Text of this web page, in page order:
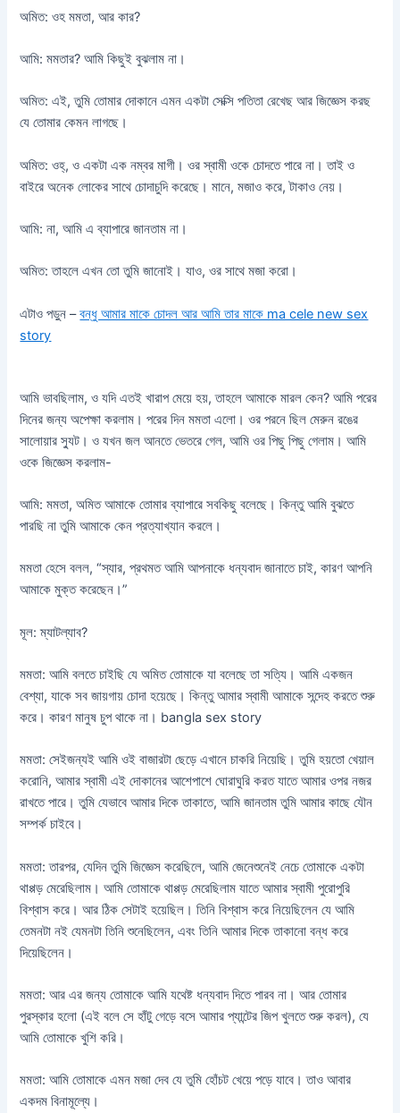
অমিত: ওহ মমতা, আর কার?
আমি: মমতার? আমি কিছুই বুঝলাম না।
অমিত: এই, তুমি তোমার দোকানে এমন একটা সেক্সি পতিতা রেখেছ আর জিজ্ঞেস করছ
যে তোমার কেমন লাগছে।
অমিত: ওহ্, ও একটা এক নম্বর মাগী। ওর স্বামী ওকে চোদতে পারে না। তাই ও
বাইরে অনেক লোকের সাথে চোদাচুদি করেছে। মানে, মজাও করে, টাকাও নেয়।
আমি: না, আমি এ ব্যাপারে জানতাম না।
অমিত: তাহলে এখন তো তুমি জানোই। যাও, ওর সাথে মজা করো।
এটাও পড়ুন –বন্ধু আমার মাকে চোদল আর আমি তার মাকে ma cele new sex
story
আমি ভাবছিলাম, ও যদি এতই খারাপ মেয়ে হয়, তাহলে আমাকে মারল কেন? আমি পরের
দিনের জন্য অপেক্ষা করলাম। পরের দিন মমতা এলো। ওর পরনে ছিল মেরুন রঙের
সালোয়ার স্যুট। ও যখন জল আনতে ভেতরে গেল, আমি ওর পিছু পিছু গেলাম। আমি
ওকে জিজ্ঞেস করলাম-
আমি: মমতা, অমিত আমাকে তোমার ব্যাপারে সবকিছু বলেছে। কিন্তু আমি বুঝতে
পারছি না তুমি আমাকে কেন প্রত্যাখ্যান করলে।
মমতা হেসে বলল, “স্যার, প্রথমত আমি আপনাকে ধন্যবাদ জানাতে চাই, কারণ আপনি
আমাকে মুক্ত করেছেন।”
মূল: ম্যাটল্যাব?
মমতা: আমি বলতে চাইছি যে অমিত তোমাকে যা বলেছে তা সত্যি। আমি একজন
বেশ্যা, যাকে সব জায়গায় চোদা হয়েছে। কিন্তু আমার স্বামী আমাকে সন্দেহ করতে শুরু
করে। কারণ মানুষ চুপ থাকে না। bangla sex story
মমতা: সেইজন্যই আমি ওই বাজারটা ছেড়ে এখানে চাকরি নিয়েছি। তুমি হয়তো খেয়াল
করোনি, আমার স্বামী এই দোকানের আশেপাশে ঘোরাঘুরি করত যাতে আমার ওপর নজর
রাখতে পারে। তুমি যেভাবে আমার দিকে তাকাতে, আমি জানতাম তুমি আমার কাছে যৌন
সম্পর্ক চাইবে।
মমতা: তারপর, যেদিন তুমি জিজ্ঞেস করেছিলে, আমি জেনেশুনেই নেচে তোমাকে একটা
থাপ্পড় মেরেছিলাম। আমি তোমাকে থাপ্পড় মেরেছিলাম যাতে আমার স্বামী পুরোপুরি
বিশ্বাস করে। আর ঠিক সেটাই হয়েছিল। তিনি বিশ্বাস করে নিয়েছিলেন যে আমি
তেমনটা নই যেমনটা তিনি শুনেছিলেন, এবং তিনি আমার দিকে তাকানো বন্ধ করে
দিয়েছিলেন।
মমতা: আর এর জন্য তোমাকে আমি যথেষ্ট ধন্যবাদ দিতে পারব না। আর তোমার
পুরস্কার হলো (এই বলে সে হাঁটু গেড়ে বসে আমার প্যান্টের জিপ খুলতে শুরু করল), যে
আমি তোমাকে খুশি করি।
মমতা: আমি তোমাকে এমন মজা দেব যে তুমি হোঁচট খেয়ে পড়ে যাবে। তাও আবার
একদম বিনামূল্যে।